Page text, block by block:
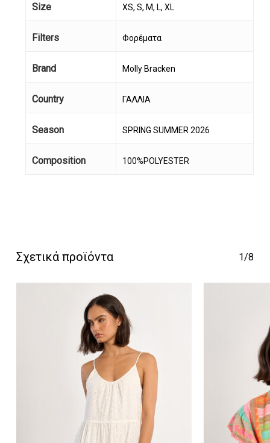
Κανένα προϊόν στο
Size XS, S, M, L, XL
Filters Φορέματα
Brand Molly Bracken
Country ΓΑΛΛΙΑ
Season SPRING SUMMER 2026
Composition 100%POLYESTER
Σχετικά προϊόντα 1/8